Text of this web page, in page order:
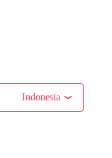
Indonesia